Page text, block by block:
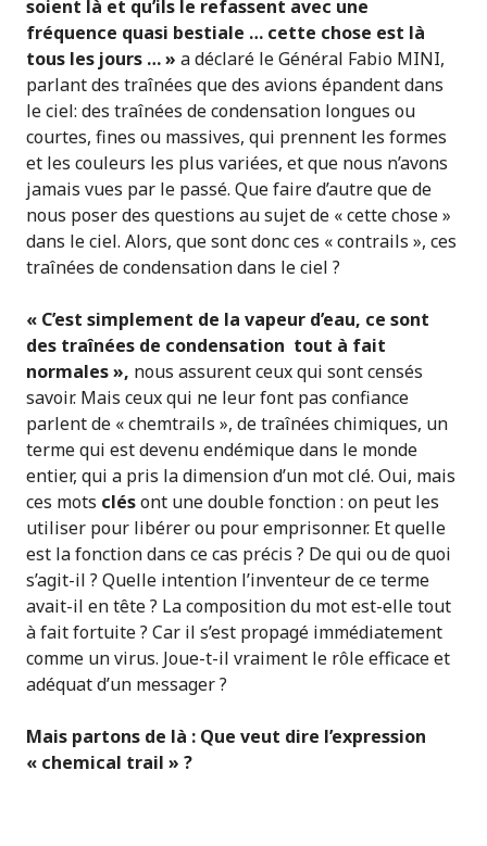
soient là et qu’ils le refassent avec une
fréquence quasi bestiale … cette chose est là
tous les jours … » a déclaré le Général Fabio MINI,
parlant des traînées que des avions épandent dans
le ciel: des traînées de condensation longues ou
courtes, fines ou massives, qui prennent les formes
et les couleurs les plus variées, et que nous n’avons
jamais vues par le passé. Que faire d’autre que de
nous poser des questions au sujet de « cette chose »
dans le ciel. Alors, que sont donc ces « contrails », ces
traînées de condensation dans le ciel ?
« C’est simplement de la vapeur d’eau, ce sont
des traînées de condensation tout à fait
normales », nous assurent ceux qui sont censés
savoir. Mais ceux qui ne leur font pas confiance
parlent de « chemtrails », de traînées chimiques, un
terme qui est devenu endémique dans le monde
entier, qui a pris la dimension d’un mot clé. Oui, mais
ces mots clésont une double fonction : on peut les
utiliser pour libérer ou pour emprisonner. Et quelle
est la fonction dans ce cas précis ? De qui ou de quoi
s’agit-il ? Quelle intention l’inventeur de ce terme
avait-il en tête ? La composition du mot est-elle tout
à fait fortuite ? Car il s’est propagé immédiatement
comme un virus. Joue-t-il vraiment le rôle efficace et
adéquat d’un messager ?
Mais partons de là : Que veut dire l’expression
« chemical trail » ?